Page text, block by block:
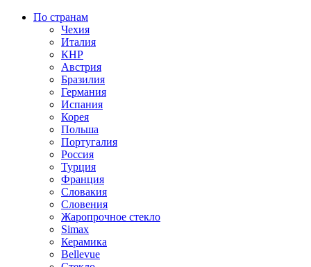
По странам
Чехия
Италия
КНР
Австрия
Бразилия
Германия
Испания
Корея
Польша
Португалия
Россия
Турция
Франция
Словакия
Словения
Жаропрочное стекло
Simax
Керамика
Bellevue